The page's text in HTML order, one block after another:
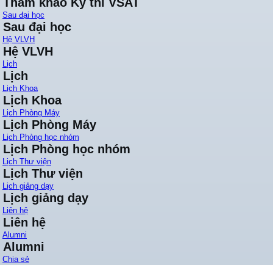
Sau đại học
Sau đại học
Hệ VLVH
Hệ VLVH
Lịch
Lịch
Lịch Khoa
Lịch Khoa
Lịch Phòng Máy
Lịch Phòng Máy
Lịch Phòng học nhóm
Lịch Phòng học nhóm
Lịch Thư viện
Lịch Thư viện
Lịch giảng dạy
Lịch giảng dạy
Liên hệ
Liên hệ
Alumni
Alumni
Chia sẻ